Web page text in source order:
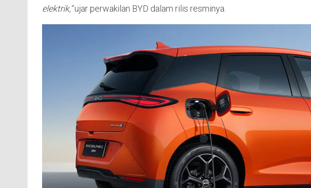
elektrik,”ujar perwakilan BYD dalam rilis resminya.